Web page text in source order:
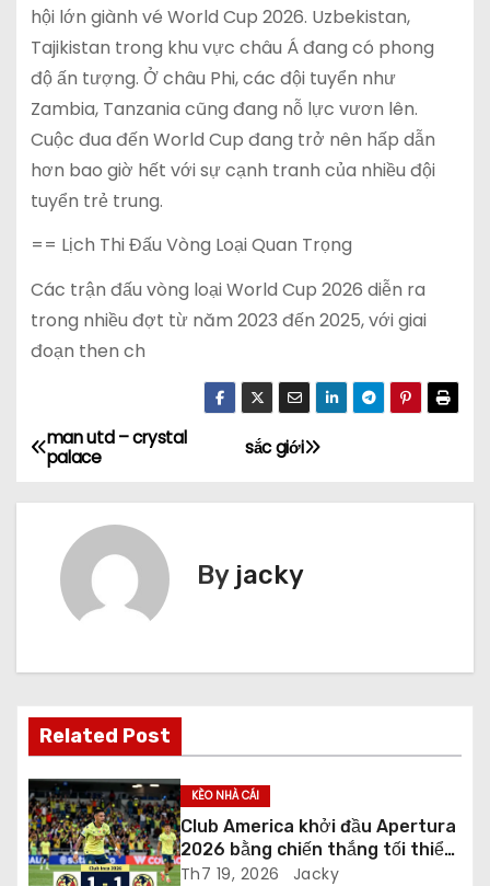
hội lớn giành vé World Cup 2026. Uzbekistan,
Tajikistan trong khu vực châu Á đang có phong
độ ấn tượng. Ở châu Phi, các đội tuyển như
Zambia, Tanzania cũng đang nỗ lực vươn lên.
Cuộc đua đến World Cup đang trở nên hấp dẫn
hơn bao giờ hết với sự cạnh tranh của nhiều đội
tuyển trẻ trung.
== Lịch Thi Đấu Vòng Loại Quan Trọng
Các trận đấu vòng loại World Cup 2026 diễn ra
trong nhiều đợt từ năm 2023 đến 2025, với giai
đoạn then ch
Đ
i
ư
ớ
n
g
b
sắc giới
man utd – crystal
palace
By jacky
Related Post
KÈO NHÀ CÁI
Club America khởi đầu Apertura
2026 bằng chiến thắng tối thiểu
ngay trên sân khách
Th7 19, 2026 Jacky